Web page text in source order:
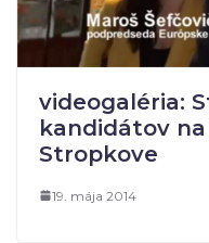
videogaléria:
kandidátov
Stropkove
19. mája 2014